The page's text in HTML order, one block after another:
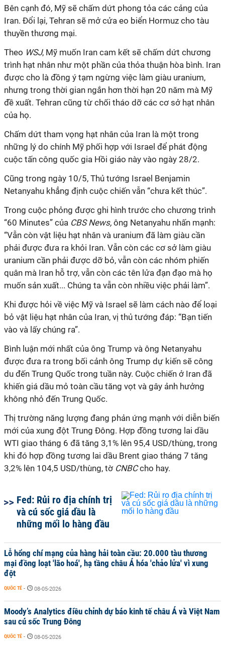
Bên cạnh đó, Mỹ sẽ chấm dứt phong tỏa các cảng của
Iran. Đổi lại, Tehran sẽ mở cửa eo biển Hormuz cho tàu
thuyền thương mại.
Theo WSJ, Mỹ muốn Iran cam kết sẽ chấm dứt chương
trình hạt nhân như một phần của thỏa thuận hòa bình. Iran
được cho là đồng ý tạm ngừng việc làm giàu uranium,
nhưng trong thời gian ngắn hơn thời hạn 20 năm mà Mỹ
đề xuất. Tehran cũng từ chối tháo dỡ các cơ sở hạt nhân
của họ.
Chấm dứt tham vọng hạt nhân của Iran là một trong
những lý do chính Mỹ phối hợp với Israel để phát động
cuộc tấn công quốc gia Hồi giáo này vào ngày 28/2.
Cũng trong ngày 10/5, Thủ tướng Israel Benjamin
Netanyahu khẳng định cuộc chiến vẫn “chưa kết thúc”.
Trong cuộc phỏng được ghi hình trước cho chương trình
“60 Minutes” của CBS News, ông Netanyahu nhấn mạnh:
“Vẫn còn vật liệu hạt nhân và uranium đã làm giàu cần
phải được đưa ra khỏi Iran. Vẫn còn các cơ sở làm giàu
uranium cần phải được dỡ bỏ, vẫn còn các nhóm phiến
quân mà Iran hỗ trợ, vẫn còn các tên lửa đạn đạo mà họ
muốn sản xuất... Chúng ta vẫn còn nhiều việc phải làm”.
Khi được hỏi về việc Mỹ và Israel sẽ làm cách nào để loại
bỏ vật liệu hạt nhân của Iran, vị thủ tướng đáp: “Bạn tiến
vào và lấy chúng ra”.
Bình luận mới nhất của ông Trump và ông Netanyahu
được đưa ra trong bối cảnh ông Trump dự kiến sẽ công
du đến Trung Quốc trong tuần này. Cuộc chiến ở Iran đã
khiến giá dầu mỏ toàn cầu tăng vọt và gây ảnh hưởng
không nhỏ đến Trung Quốc.
Thị trường năng lượng đang phản ứng mạnh với diễn biến
mới của xung đột Trung Đông. Hợp đồng tương lai dầu
WTI giao tháng 6 đã tăng 3,1% lên 95,4 USD/thùng, trong
khi đó hợp đồng tương lai dầu Brent giao tháng 7 tăng
3,2% lên 104,5 USD/thùng, tờ CNBCcho hay.
Fed: Rủi ro địa chính trị
và cú sốc giá dầu là
những mối lo hàng đầu
Lỗ hổng chí mạng của hàng hải toàn cầu: 20.000 tàu thương
mại đồng loạt 'lão hoá', hạ tầng châu Á hóa 'chảo lửa' vì xung
đột
QUỐC TẾ - 08-05-2026
Moody’s Analytics điều chỉnh dự báo kinh tế châu Á và Việt Nam
sau cú sốc Trung Đông
QUỐC TẾ - 08-05-2026